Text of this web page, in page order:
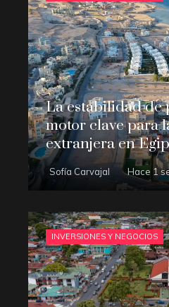
La estabilidad de
motor clave para
extranjera en
Sofía Carvajal Hace 1
INVERSIONES Y NEGOCIOS